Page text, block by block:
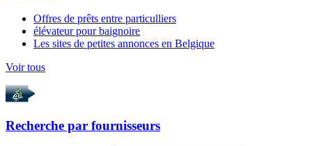
Offres de prêts entre particulliers
élévateur pour baignoire
Les sites de petites annonces en Belgique
Voir tous
Recherche par fournisseurs